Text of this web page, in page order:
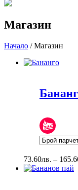
Магазин
Начало / Магазин
73.60лв. –